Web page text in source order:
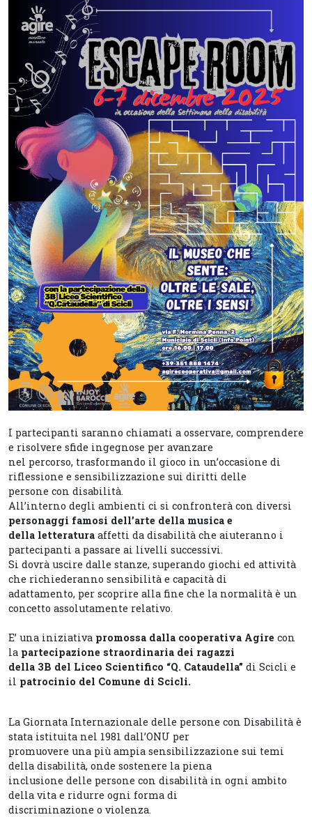
I partecipanti saranno chiamati a osservare, comprendere
e risolvere sfide ingegnose per avanzare
nel percorso, trasformando il gioco in un’occasione di
riflessione e sensibilizzazione sui diritti delle
persone con disabilità.
All’interno degli ambienti ci si confronterà con diversi
personaggi famosi dell’arte della musica e
della letteratura affetti da disabilità che aiuteranno i
partecipanti a passare ai livelli successivi.
Si dovrà uscire dalle stanze, superando giochi ed attività
che richiederanno sensibilità e capacità di
adattamento, per scoprire alla fine che la normalità è un
concetto assolutamente relativo.
E’ una iniziativa promossa dalla cooperativa Agire con
la partecipazione straordinaria dei ragazzi
della 3B del Liceo Scientifico “Q. Cataudella” di Scicli e
il patrocinio del Comune di Scicli.
La Giornata Internazionale delle persone con Disabilità è
stata istituita nel 1981 dall’ONU per
promuovere una più ampia sensibilizzazione sui temi
della disabilità, onde sostenere la piena
inclusione delle persone con disabilità in ogni ambito
della vita e ridurre ogni forma di
discriminazione o violenza.